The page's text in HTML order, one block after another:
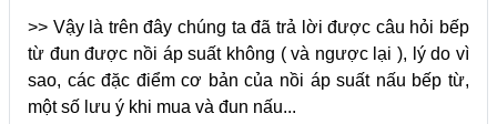
>> Vậy là trên đây chúng ta đã trả lời được câu hỏi bếp
từ đun được nồi áp suất không ( và ngược lại ), lý do vì
sao, các đặc điểm cơ bản của nồi áp suất nấu bếp từ,
một số lưu ý khi mua và đun nấu...